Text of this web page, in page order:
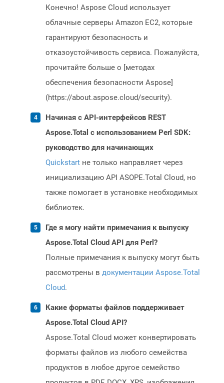
Конечно! Aspose Cloud использует
облачные серверы Amazon EC2, которые
гарантируют безопасность и
отказоустойчивость сервиса. Пожалуйста,
прочитайте больше о [методах
обеспечения безопасности Aspose]
(https://about.aspose.cloud/security).
Начиная с API-интерфейсов REST
Aspose.Total с использованием Perl SDK:
руководство для начинающих
Quickstart не только направляет через
инициализацию API ASOPE.Total Cloud, но
также помогает в установке необходимых
библиотек.
Где я могу найти примечания к выпуску
Aspose.Total Cloud API для Perl?
Полные примечания к выпуску могут быть
рассмотрены в документации Aspose.Total
Cloud.
Какие форматы файлов поддерживает
Aspose.Total Cloud API?
Aspose.Total Cloud может конвертировать
форматы файлов из любого семейства
продуктов в любое другое семейство